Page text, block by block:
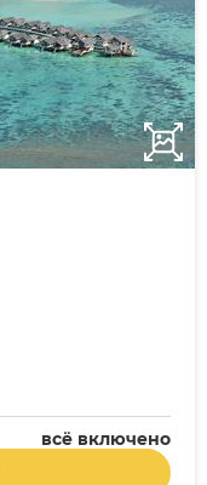
всё включено